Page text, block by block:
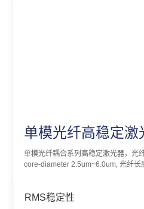
单模光纤高稳定激
单模光纤耦合系列高稳定激光器，光
core-diameter 2.5um~6.0um, 光纤长
RMS稳定性